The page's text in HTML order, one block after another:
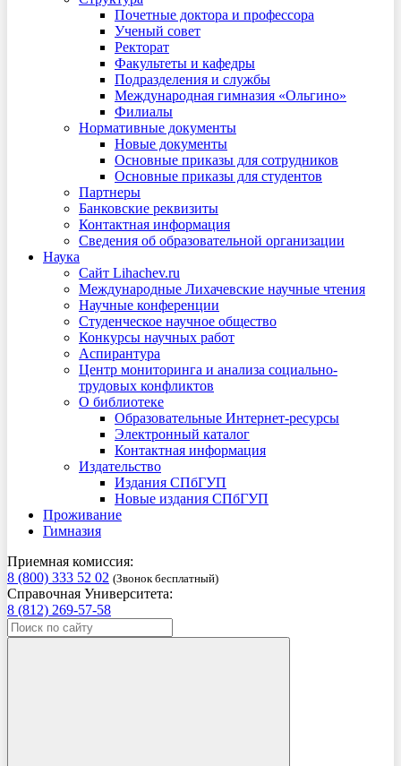
Почетные доктора и профессора
Ученый совет
Ректорат
Факультеты и кафедры
Подразделения и службы
Международная гимназия «Ольгино»
Филиалы
Нормативные документы
Новые документы
Основные приказы для сотрудников
Основные приказы для студентов
Партнеры
Банковские реквизиты
Контактная информация
Сведения об образовательной организации
Наука
Сайт Lihachev.ru
Международные Лихачевские научные чтения
Научные конференции
Студенческое научное общество
Конкурсы научных работ
Аспирантура
Центр мониторинга и анализа социально-
трудовых конфликтов
О библиотеке
Образовательные Интернет-ресурсы
Электронный каталог
Контактная информация
Издательство
Издания СПбГУП
Новые издания СПбГУП
Проживание
Гимназия
Приемная комиссия:
8 (800) 333 52 02 (Звонок бесплатный)
Справочная Университета:
8 (812) 269-57-58